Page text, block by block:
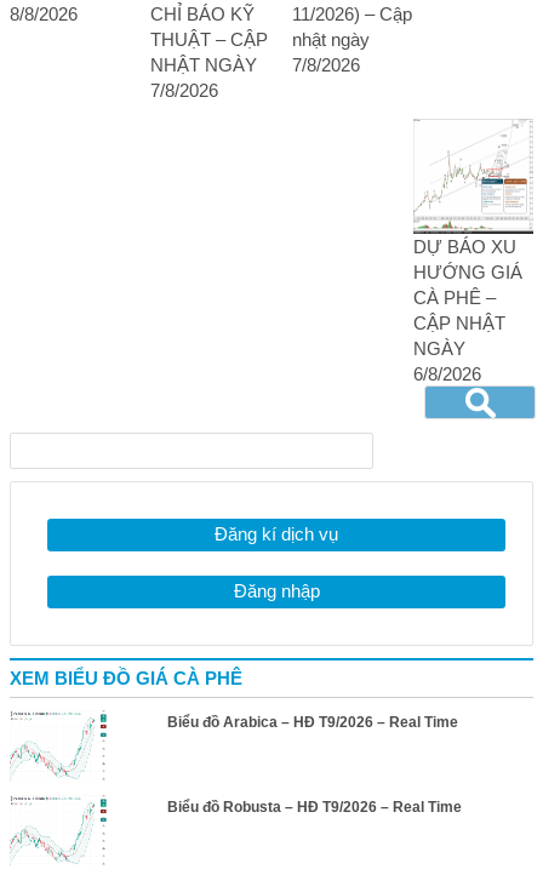
8/8/2026
CHỈ BÁO KỸ
THUẬT – CẬP
NHẬT NGÀY
7/8/2026
11/2026) – Cập
nhật ngày
7/8/2026
DỰ BÁO XU
HƯỚNG GIÁ
CÀ PHÊ –
CẬP NHẬT
NGÀY
6/8/2026
Đăng kí dịch vụ
Đăng nhập
XEM BIỂU ĐỒ GIÁ CÀ PHÊ
Biểu đồ Arabica – HĐ T9/2026 – Real Time
Biểu đồ Robusta – HĐ T9/2026 – Real Time